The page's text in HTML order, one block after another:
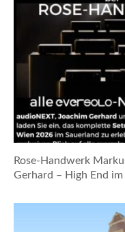
Rose-Handwerk
Gerhard – High End im